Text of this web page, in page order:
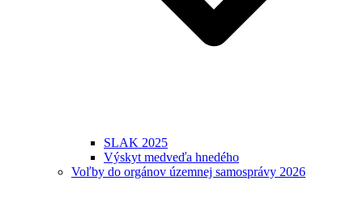
SLAK 2025
Výskyt medveďa hnedého
Voľby do orgánov územnej samosprávy 2026